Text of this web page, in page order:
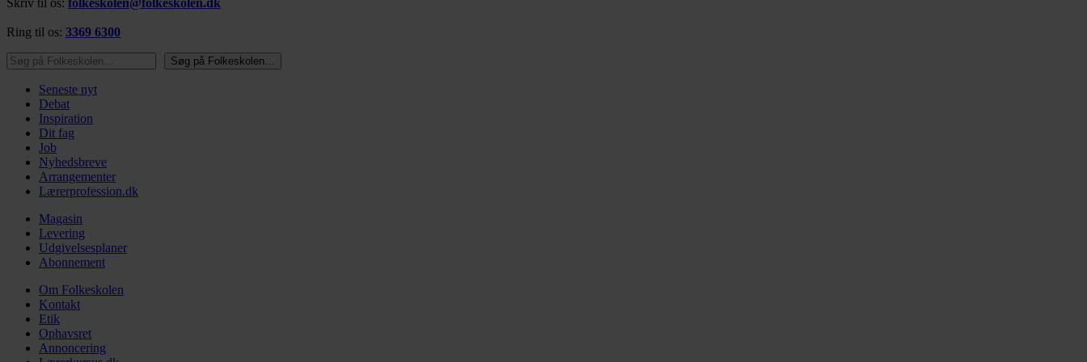
Skriv til os: folkeskolen@folkeskolen.dk
Ring til os: 3369 6300
Søg på Folkeskolen…
Søg på Folkeskolen…
Seneste nyt
Debat
Inspiration
Dit fag
Job
Nyhedsbreve
Arrangementer
Lærerprofession.dk
Magasin
Levering
Udgivelsesplaner
Abonnement
Om Folkeskolen
Kontakt
Etik
Ophavsret
Annoncering